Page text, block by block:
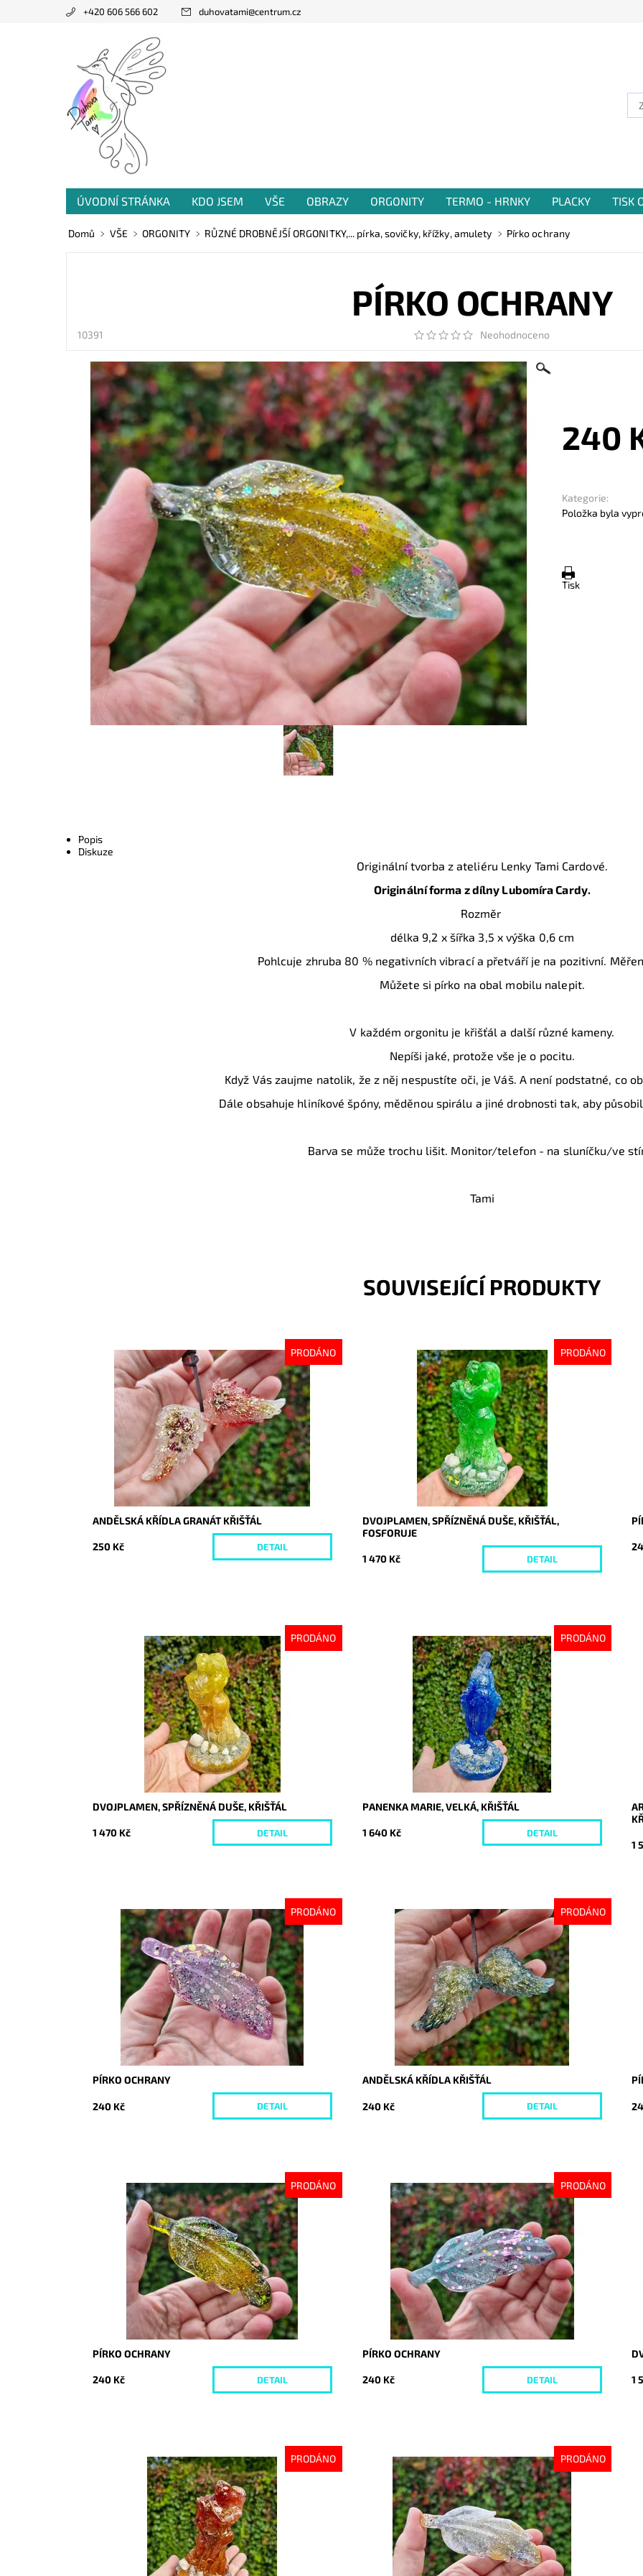
+420 606 566 602 duhovatami@centrum.cz
ÚVODNÍ STRÁNKA KDO JSEM VŠE OBRAZY ORGONITY TERMO - HRNKY PLACKY TISK
PRODANÁ TVORBA
VZKAZY OD VÁS
Domů VŠE ORGONITY RŮZNÉ DROBNĚJŠÍ ORGONITKY,... pírka, sovičky, křížky, amulety Pírko ochrany
PÍRKO OCHRANY
10391 Neohodnoceno
240
Kategorie:
Položka byla
Tisk
Popis
Diskuze
Originální tvorba z ateliéru Lenky Tami Cardové.
Originální forma z dílny Lubomíra Cardy.
Rozměr
délka 9,2 x šířka 3,5 x výška 0,6 cm
Pohlcuje zhruba 80 % negativních vibrací a přetváří je na pozitivní.
Můžete si pírko na obal mobilu nalepit.
V každém orgonitu je křišťál a další různé kameny.
Nepíši jaké, protože vše je o pocitu.
Když Vás zaujme natolik, že z něj nespustíte oči, je Váš. A není podstatné, co
Dále obsahuje hliníkové špóny, měděnou spirálu a jiné drobnosti tak, aby
Barva se může trochu lišit. Monitor/telefon - na sluníčku/ve
Tami
SOUVISEJÍCÍ PRODUKTY
PRODÁNO
Dostupnost:
Vyprodáno
10357
ANDĚLSKÁ KŘÍDLA GRANÁT KŘIŠŤÁL
250 Kč DETAIL
PRODÁNO
Vyprodáno
10326
DVOJPLAMEN, SPŘÍZNĚNÁ DUŠE, KŘIŠŤÁL,
FOSFORUJE
1 470 Kč DETAIL
PRODÁNO
Dostupnost:
Vyprodáno
10367
DVOJPLAMEN, SPŘÍZNĚNÁ DUŠE, KŘIŠŤÁL
1 470 Kč DETAIL
PRODÁNO
Dostupnost:
Vyprodáno
10332
PANENKA MARIE, VELKÁ, KŘIŠŤÁL
1 640 Kč DETAIL
1
PRODÁNO
Dostupnost:
Vyprodáno
10383
PÍRKO OCHRANY
240 Kč DETAIL
PRODÁNO
Dostupnost:
Vyprodáno
10358
ANDĚLSKÁ KŘÍDLA KŘIŠŤÁL
240 Kč DETAIL
PRODÁNO
Dostupnost:
Vyprodáno
10387
PÍRKO OCHRANY
240 Kč DETAIL
PRODÁNO
Dostupnost:
Vyprodáno
10388
PÍRKO OCHRANY
240 Kč DETAIL 1
PRODÁNO
Vyprodáno
10328
PRODÁNO
Dostupnost:
Vyprodáno
10389